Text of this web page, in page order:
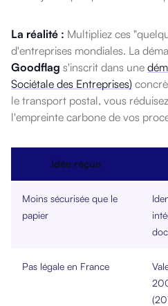
La réalité : Multipliez ces
d'entreprises mondiales. La
Goodflag s'inscrit dans une
Sociétale des Entreprises)
le transport postal, vous
l'empreinte carbone de vos
Idée reçue
Moins sécurisée que le
papier
Pas légale en France